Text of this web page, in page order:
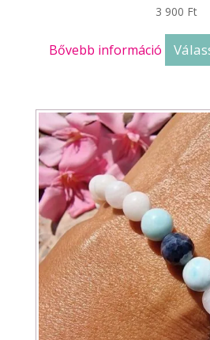
3 900 Ft
Bővebb információ